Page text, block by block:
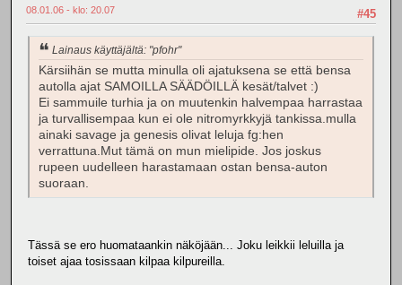
#45
08.01.06 - klo: 20.07
Lainaus käyttäjältä: "pfohr"
Kärsiihän se mutta minulla oli ajatuksena se että bensa
autolla ajat SAMOILLA SÄÄDÖILLÄ kesät/talvet :)
Ei sammuile turhia ja on muutenkin halvempaa harrastaa
ja turvallisempaa kun ei ole nitromyrkkyjä tankissa.mulla
ainaki savage ja genesis olivat leluja fg:hen
verrattuna.Mut tämä on mun mielipide. Jos joskus
rupeen uudelleen harastamaan ostan bensa-auton
suoraan.
Tässä se ero huomataankin näköjään... Joku leikkii leluilla ja
toiset ajaa tosissaan kilpaa kilpureilla.